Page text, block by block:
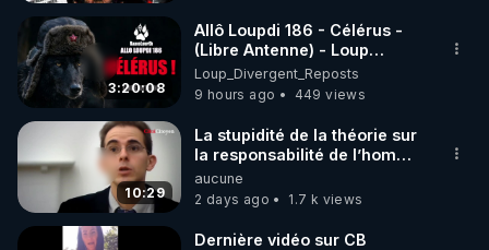
3:20:08
Allô Loupdi 186 - Célérus -
(Libre Antenne) - Loup
Divergent 2026.08.06
Loup_Divergent_Reposts
9 hours ago
449 views
10:29
La stupidité de la théorie sur
la responsabilité de l’homme
concernant le dioxyde de
carbone.
aucune
2 days ago
1.7 k views
Dernière vidéo sur CB